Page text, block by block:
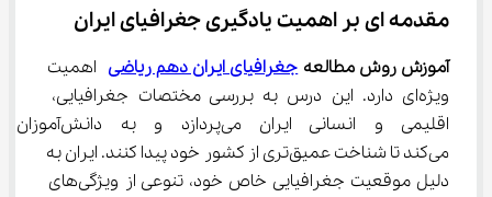
مقدمه ای بر اهمیت یادگیری جغرافیای ایران
آموزش روش مطالعه جغرافیای ایران دهم ریاضی اهمیت
ویژه‌ای دارد. این درس به بررسی مختصات جغرافیایی،
اقلیمی و انسانی ایران
می‌کند تا شناخت عمیق‌تری از کشور خود پیدا کنند. ایران به
دلیل موقعیت جغرافیایی خاص خود، تنوعی از ویژگی‌های